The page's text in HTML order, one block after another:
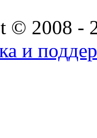
© 2008 -
и